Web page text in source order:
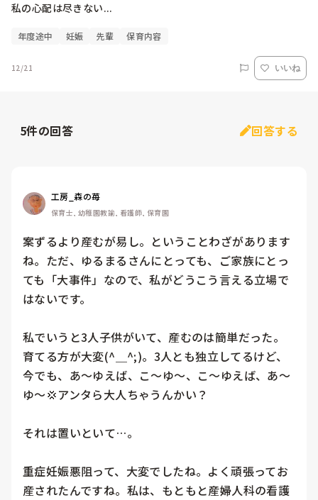
私の心配は尽きない...
年度途中 妊娠 先輩 保育内容
12/21 いいね
5件の回答 回答する
工房_森の苺
保育士, 幼稚園教諭, 看護師, 保育園
案ずるより産むが易し。ということわざがあります
ね。ただ、ゆるまるさんにとっても、ご家族にとっ
ても「大事件」なので、私がどうこう言える立場で
はないです。
私でいうと3人子供がいて、産むのは簡単だった。
育てる方が大変(^＿^;)。3人とも独立してるけど、
今でも、あ〜ゆえば、こ〜ゆ〜、こ〜ゆえば、あ〜
ゆ〜💢アンタら大人ちゃうんかい？
それは置いといて…。
重症妊娠悪阻って、大変でしたね。よく頑張ってお
産されたんですね。私は、もともと産婦人科の看護